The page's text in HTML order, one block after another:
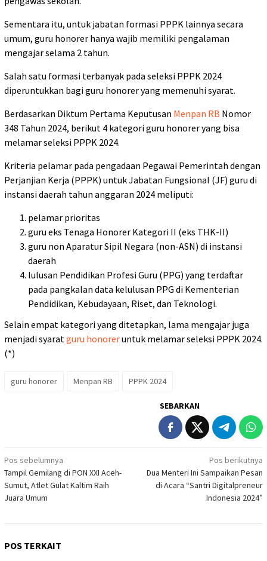
Sementara itu, untuk jabatan formasi PPPK lainnya secara
umum, guru honorer hanya wajib memiliki pengalaman
mengajar selama 2 tahun.
Salah satu formasi terbanyak pada seleksi PPPK 2024
diperuntukkan bagi guru honorer yang memenuhi syarat.
Berdasarkan Diktum Pertama Keputusan Menpan RB Nomor
348 Tahun 2024, berikut 4 kategori guru honorer yang bisa
melamar seleksi PPPK 2024.
Kriteria pelamar pada pengadaan Pegawai Pemerintah dengan
Perjanjian Kerja (PPPK) untuk Jabatan Fungsional (JF) guru di
instansi daerah tahun anggaran 2024 meliputi:
pelamar prioritas
guru eks Tenaga Honorer Kategori II (eks THK-II)
guru non Aparatur Sipil Negara (non-ASN) di instansi
daerah
lulusan Pendidikan Profesi Guru (PPG) yang terdaftar
pada pangkalan data kelulusan PPG di Kementerian
Pendidikan, Kebudayaan, Riset, dan Teknologi.
Selain empat kategori yang ditetapkan, lama mengajar juga
menjadi syaratguru honoreruntuk melamar seleksi PPPK 2024.
(*)
guru honorer Menpan RB PPPK 2024
SEBARKAN
Navigasi
pos
Pos sebelumnya
Tampil Gemilang di PON XXI Aceh-
Sumut, Atlet Gulat Kaltim Raih
Juara Umum
Pos berikutnya
Dua Menteri Ini Sampaikan Pesan
di Acara “Santri Digitalpreneur
Indonesia 2024”
POS TERKAIT